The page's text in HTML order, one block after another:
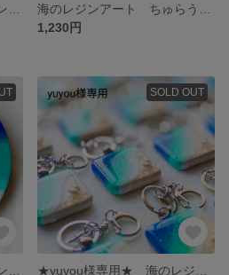
1,230円
SOLD OUT